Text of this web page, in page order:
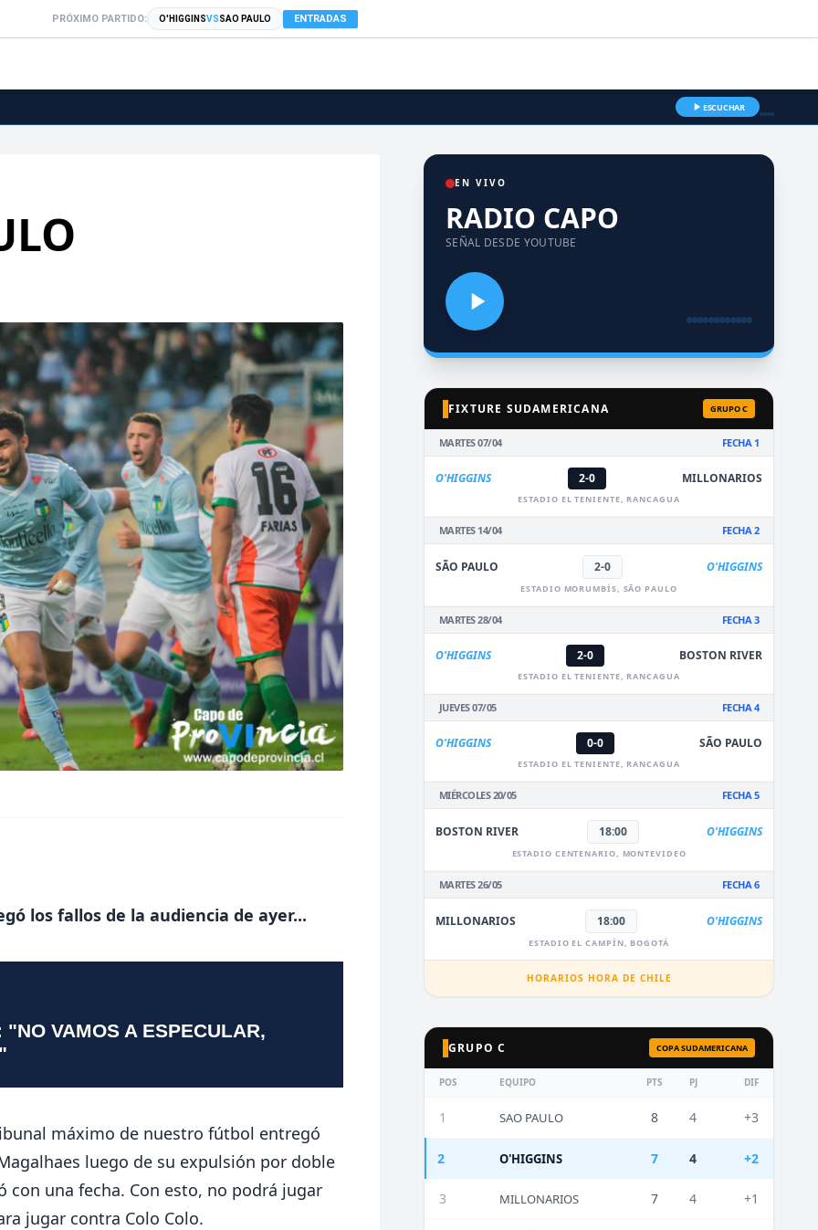
PRÓXIMO PARTIDO: O'HIGGINSVSSAO PAULO ENTRADAS
ESCUCHAR
los fallos de la audiencia de ayer...
VAMOS A ESPECULAR,
máximo de nuestro fútbol entregó
luego de su expulsión por doble
una fecha. Con esto, no podrá jugar
jugar contra Colo Colo.
EN VIVO
RADIO CAPO
SEÑAL DESDE YOUTUBE
FIXTURE SUDAMERICANA GRUPO C
MARTES 07/04 FECHA 1
O'HIGGINS 2-0 MILLONARIOS
ESTADIO EL TENIENTE, RANCAGUA
MARTES 14/04 FECHA 2
SÃO PAULO 2-0 O'HIGGINS
ESTADIO MORUMBÍS, SÃO PAULO
MARTES 28/04 FECHA 3
O'HIGGINS 2-0 BOSTON RIVER
ESTADIO EL TENIENTE, RANCAGUA
JUEVES 07/05 FECHA 4
O'HIGGINS 0-0 SÃO PAULO
ESTADIO EL TENIENTE, RANCAGUA
MIÉRCOLES 20/05 FECHA 5
BOSTON RIVER 18:00 O'HIGGINS
ESTADIO CENTENARIO, MONTEVIDEO
MARTES 26/05 FECHA 6
MILLONARIOS 18:00 O'HIGGINS
ESTADIO EL CAMPÍN, BOGOTÁ
HORARIOS HORA DE CHILE
GRUPO C COPA SUDAMERICANA
POS EQUIPO PTS PJ DIF
1 SAO PAULO 8 4 +3
2 O'HIGGINS 7 4 +2
3 MILLONARIOS 7 4 +1